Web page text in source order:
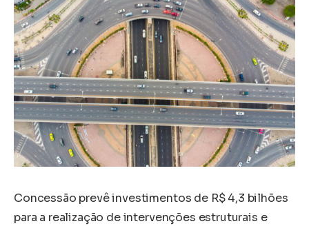
Concessão prevê investimentos de R$ 4,3 bilhões
para a realização de intervenções estruturais e